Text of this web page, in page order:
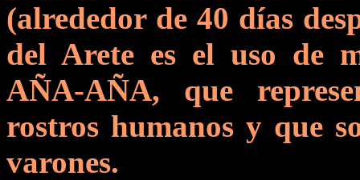
(alrededor de 40 días
del Arete es el uso de
AÑA-AÑA, que
rostros humanos y que
varones.